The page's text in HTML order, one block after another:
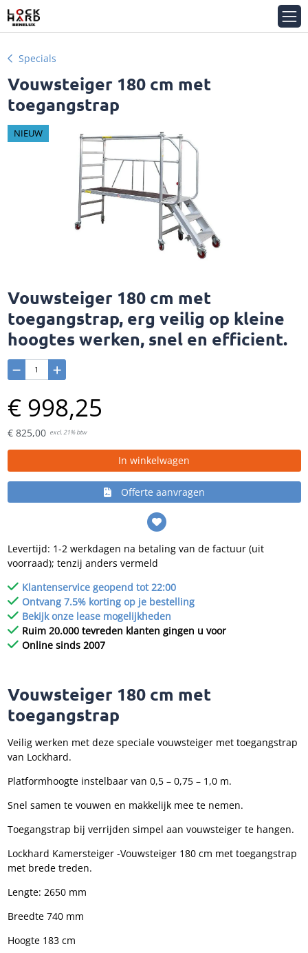
Specials
Vouwsteiger 180 cm met
toegangstrap
NIEUW
Vouwsteiger 180 cm met
toegangstrap, erg veilig op kleine
hoogtes werken, snel en efficient.
€ 998,25
€ 825,00 excl. 21% btw
In winkelwagen
Offerte aanvragen
Levertijd: 1-2 werkdagen na betaling van de factuur (uit
voorraad); tenzij anders vermeld
Klantenservice geopend tot 22:00
Ontvang 7.5% korting op je bestelling
Bekijk onze lease mogelijkheden
Ruim 20.000 tevreden klanten gingen u voor
Online sinds 2007
Vouwsteiger 180 cm met
toegangstrap
Veilig werken met deze speciale vouwsteiger met toegangstrap
van Lockhard.
Platformhoogte instelbaar van 0,5 – 0,75 – 1,0 m.
Snel samen te vouwen en makkelijk mee te nemen.
Toegangstrap bij verrijden simpel aan vouwsteiger te hangen.
Lockhard Kamersteiger -Vouwsteiger 180 cm met toegangstrap
met brede treden.
Lengte: 2650 mm
Breedte 740 mm
Hoogte 183 cm